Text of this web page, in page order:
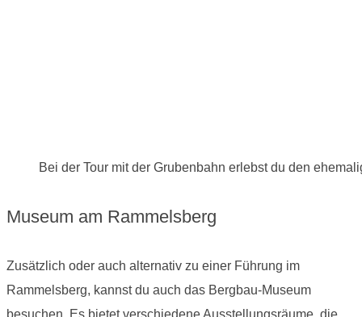
Bei der Tour mit der Grubenbahn erlebst du den
Museum am Rammelsberg
Zusätzlich oder auch alternativ zu einer Führung im
Rammelsberg, kannst du auch das Bergbau-Museum